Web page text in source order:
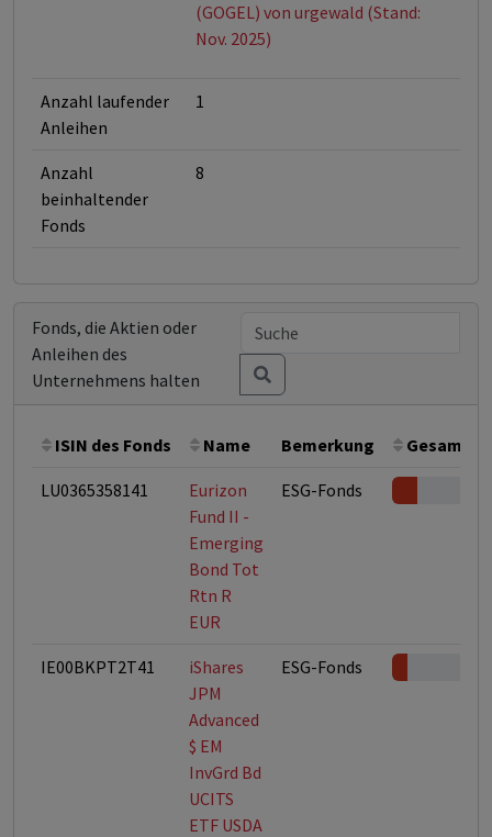
(GOGEL) von urgewald (Stand:
Nov. 2025)
Anzahl laufender
Anleihen
1
Anzahl
beinhaltender
Fonds
8
Fonds, die Aktien oder
Anleihen des
Unternehmens halten
ISIN des Fonds Name Bemerkung
LU0365358141
Eurizon
Fund II -
Emerging
Bond Tot
Rtn R
EUR
ESG-Fonds
IE00BKPT2T41
iShares
JPM
Advanced
$ EM
InvGrd Bd
UCITS
ETF USDA
ESG-Fonds